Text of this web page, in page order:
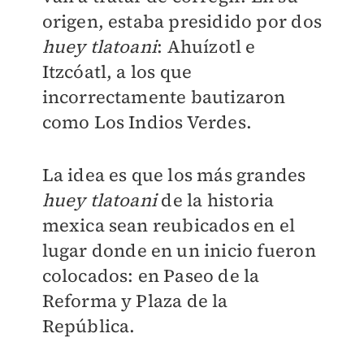
origen, estaba presidido por dos
huey tlatoani: Ahuízotl e
Itzcóatl, a los que
incorrectamente bautizaron
como Los Indios Verdes.
La idea es que los más grandes
huey tlatoanide la historia
mexica sean reubicados en el
lugar donde en un inicio fueron
colocados: en Paseo de la
Reforma y Plaza de la
República.